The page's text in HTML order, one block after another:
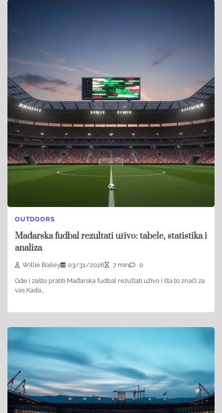
OUTDOORS
Mađarska fudbal rezultati uživo: tabele, statistika i
analiza
Willie Bailey 03/31/2026 7 min 0
Gde i zašto pratiti Mađarska fudbal rezultati uživo i šta to znači za
vas Kada…